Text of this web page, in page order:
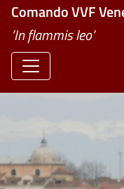
Comando VVF
’In flammis leo’